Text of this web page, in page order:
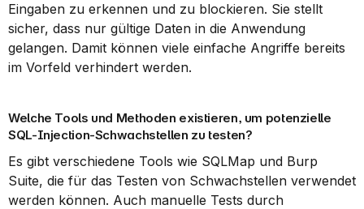
Eingaben zu erkennen und zu blockieren. Sie stellt
sicher, dass nur gültige Daten in die Anwendung
gelangen. Damit können viele einfache Angriffe bereits
im Vorfeld verhindert werden.
Welche Tools und Methoden existieren, um potenzielle
SQL-Injection-Schwachstellen zu testen?
Es gibt verschiedene Tools wie SQLMap und Burp
Suite, die für das Testen von Schwachstellen verwendet
werden können. Auch manuelle Tests durch